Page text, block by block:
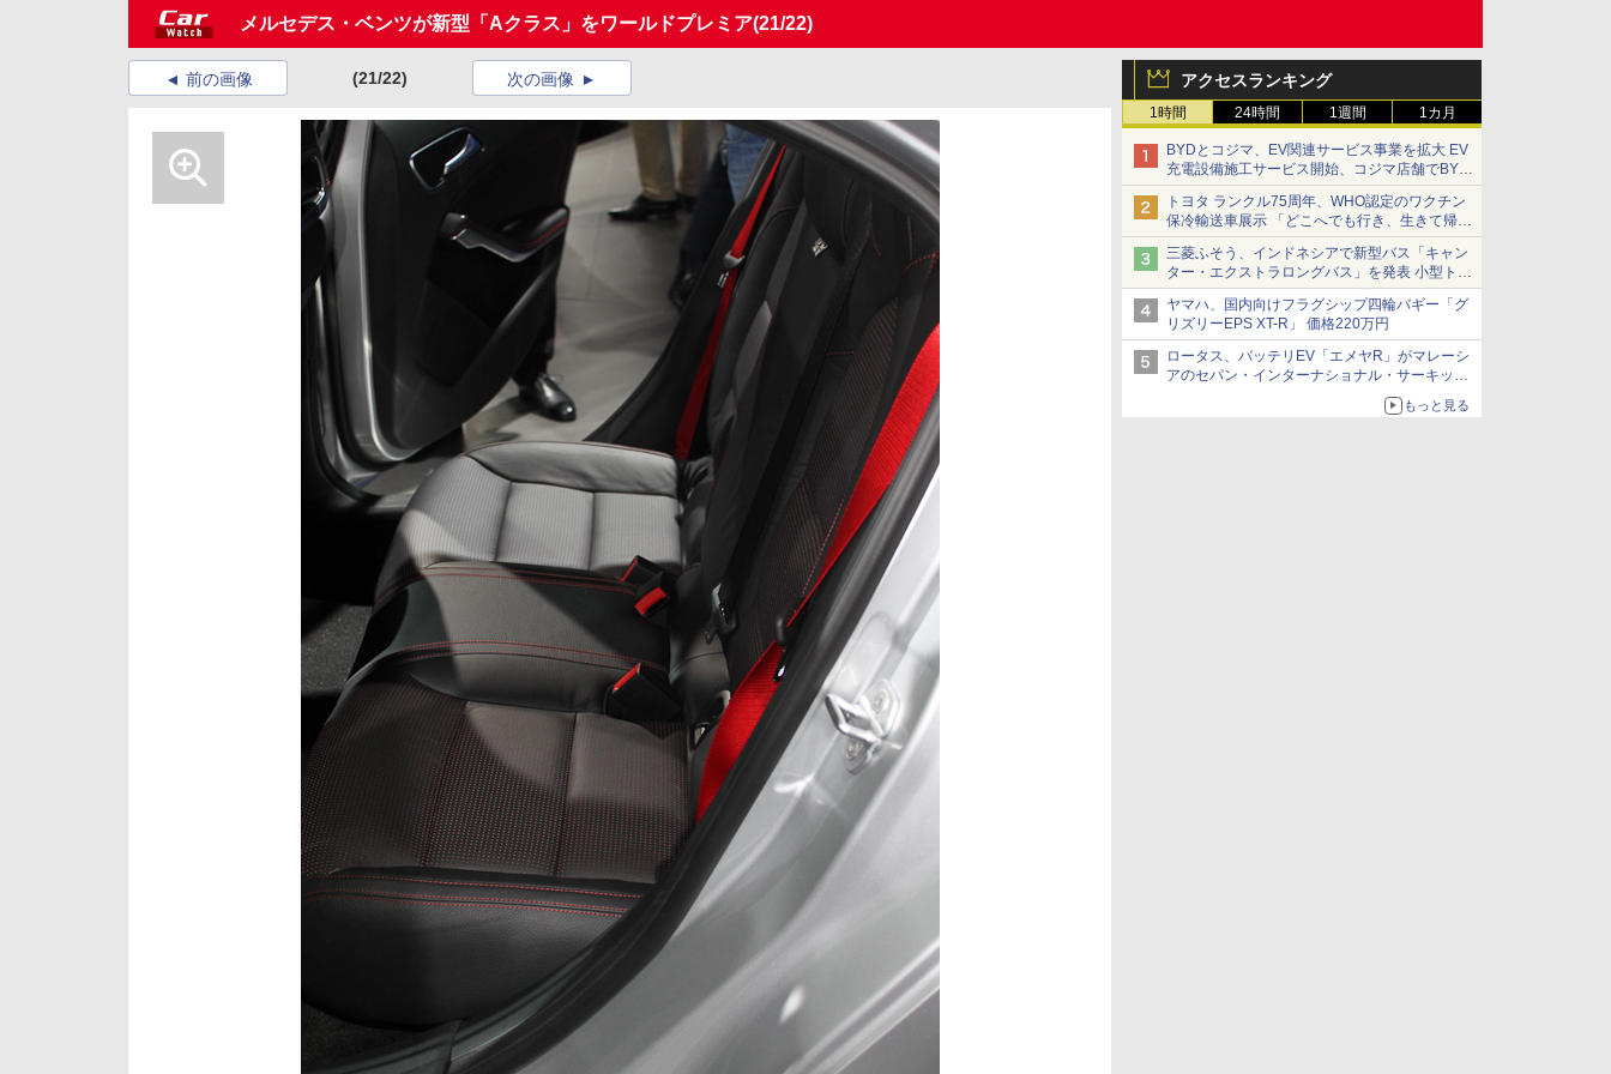
メルセデス・ベンツが新型「Aクラス」をワールドプレミア(21/22)
アクセスランキング
1時間 24時間 1週間 1カ月
BYDとコジマ、EV関連サービス事業を拡大 EV
充電設備施工サービス開始、コジマ店舗でBYD
車の展示・試乗イベントを強化
トヨタ ランクル75周年、WHO認定のワクチン
保冷輸送車展示 「どこへでも行き、生きて帰っ
てこられる」ランドクルーザーで命をつなぐ
三菱ふそう、インドネシアで新型バス「キャン
ター・エクストラロングバス」を発表 小型トラ
ックベースの観光・旅客輸送向けバス
ヤマハ、国内向けフラグシップ四輪バギー「グ
リズリーEPS XT-R」 価格220万円
ロータス、バッテリEV「エメヤR」がマレーシ
アのセパン・インターナショナル・サーキット
もっと見る
前の画像 (21/22) 次の画像